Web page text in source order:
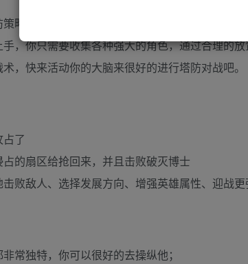
略类手游。游戏的背景设定非常完善，玩家将
，你只需要收集各种强大的角色，通过合理的
，快来活动你的大脑来很好的进行塔防对战吧。
了
的扇区给抢回来，并且击败破灭博士
败敌人、选择发展方向、增强英雄属性、迎战
常独特，你可以很好的去操纵他；